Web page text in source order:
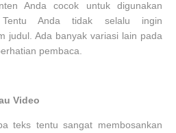
Anda cocok untuk digunakan
Anda tidak selalu ingin
judul. Ada banyak variasi lain pada
pembaca.
Video
teks tentu sangat membosankan